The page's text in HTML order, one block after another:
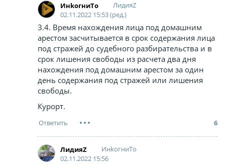
ИнkoгниTo
ЛидияZ
02.11.2022 15:53 (ред.)
3.4. Время нахождения лица под домашним
арестом засчитывается в срок содержания лица
под стражей до судебного разбирательства и в
срок лишения свободы из расчета два дня
нахождения под домашним арестом за один
день содержания под стражей или лишения
свободы.
Курорт.
6
ЛидияZ
ИнkoгниTo
02.11.2022 15:56